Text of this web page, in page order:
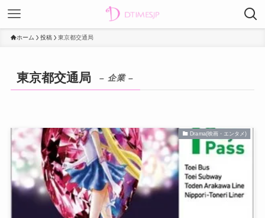
ホーム 投稿 東京都交通局
東京都交通局 – 企業 –
Drama(映画・エンタメ)